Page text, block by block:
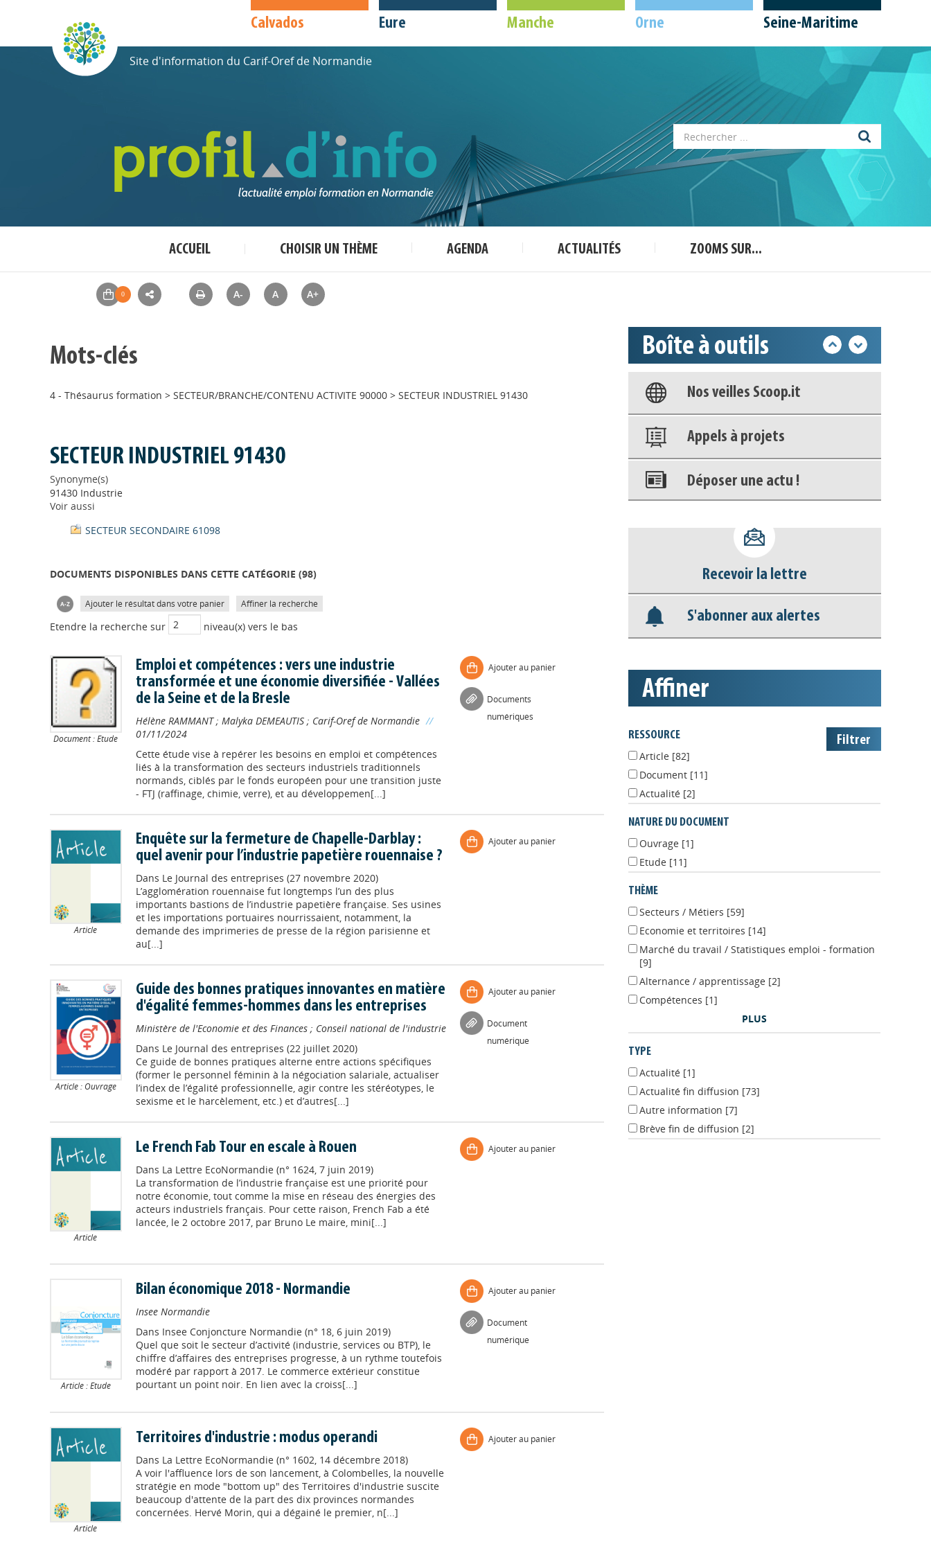
Calvados Eure Manche Orne Seine-Maritime
Site d'information du Carif-Oref de Normandie
ACCUEIL CHOISIR UN THÈME AGENDA ACTUALITÉS ZOOMS SUR...
A- A A+
Mots-clés
4 - Thésaurus formation > SECTEUR/BRANCHE/CONTENU ACTIVITE 90000 > SECTEUR INDUSTRIEL 91430
SECTEUR INDUSTRIEL 91430
Synonyme(s)
91430 Industrie
Voir aussi
SECTEUR SECONDAIRE 61098
DOCUMENTS DISPONIBLES DANS CETTE CATÉGORIE (98)
Ajouter le résultat dans votre panier Affiner la recherche
Etendre la recherche sur niveau(x) vers le bas
Document : Etude
Emploi et compétences : vers une industrie
transformée et une économie diversifiée - Vallées
de la Seine et de la Bresle
Hélène RAMMANT; Malyka DEMEAUTIS; Carif-Oref de Normandie //
01/11/2024
Cette étude vise à repérer les besoins en emploi et compétences
liés à la transformation des secteurs industriels traditionnels
normands, ciblés par le fonds européen pour une transition juste
- FTJ (raffinage, chimie, verre), et au développemen[...]
Ajouter au panier
Documents
numériques
Article
Enquête sur la fermeture de Chapelle-Darblay :
quel avenir pour l’industrie papetière rouennaise ?
Dans Le Journal des entreprises (27 novembre 2020)
L’agglomération rouennaise fut longtemps l’un des plus
importants bastions de l’industrie papetière française. Ses usines
et les importations portuaires nourrissaient, notamment, la
demande des imprimeries de presse de la région parisienne et
au[...]
Ajouter au panier
Article : Ouvrage
Guide des bonnes pratiques innovantes en matière
d'égalité femmes-hommes dans les entreprises
Ministère de l'Economie et des Finances; Conseil national de l'industrie
Dans Le Journal des entreprises (22 juillet 2020)
Ce guide de bonnes pratiques alterne entre actions spécifiques
(former le personnel féminin à la négociation salariale, actualiser
l’index de l’égalité professionnelle, agir contre les stéréotypes, le
sexisme et le harcèlement, etc.) et d’autres[...]
Ajouter au panier
Document
numérique
Article
Le French Fab Tour en escale à Rouen
Dans La Lettre EcoNormandie (n° 1624, 7 juin 2019)
La transformation de l’industrie française est une priorité pour
notre économie, tout comme la mise en réseau des énergies des
acteurs industriels français. Pour cette raison, French Fab a été
lancée, le 2 octobre 2017, par Bruno Le maire, mini[...]
Ajouter au panier
Article : Etude
Bilan économique 2018 - Normandie
Insee Normandie
Dans Insee Conjoncture Normandie (n° 18, 6 juin 2019)
Quel que soit le secteur d’activité (industrie, services ou BTP), le
chiffre d’affaires des entreprises progresse, à un rythme toutefois
modéré par rapport à 2017. Le commerce extérieur constitue
pourtant un point noir. En lien avec la croiss[...]
Ajouter au panier
Document
numérique
Article
Territoires d'industrie : modus operandi
Dans La Lettre EcoNormandie (n° 1602, 14 décembre 2018)
A voir l'affluence lors de son lancement, à Colombelles, la nouvelle
stratégie en mode "bottom up" des Territoires d'industrie suscite
beaucoup d'attente de la part des dix provinces normandes
concernées. Hervé Morin, qui a dégainé le premier, n[...]
Ajouter au panier
Boîte à outils
Appels à projets
Déposer une actu !
Nos veilles Scoop.it
Appels à projets
Déposer une actu !
Accéder à son compte - (Se
Base documentaire
Nos veilles Scoop.it
Appels à projets
affiner
RESSOURCE
Article
Document[11]
Actualité[2]
NATURE DU DOCUMENT
Ouvrage[1]
Etude[11]
THÈME
Secteurs / Métiers
[59]
Economie et territoires [14]
Marché du travail / Statistiques emploi - formation
[9]
Alternance / apprentissage
PLUS
TYPE
Actualité [1]
Actualité fin diffusion
Autre information[7]
Brève fin de diffusion[2]